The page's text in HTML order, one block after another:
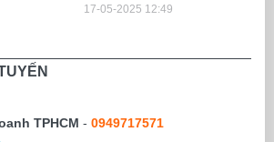
17-05-2025 12:49
TPHCM - 0949717571